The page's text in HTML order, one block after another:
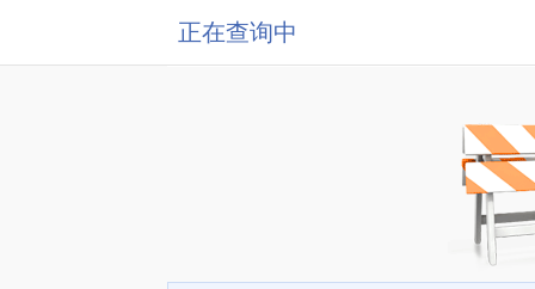
正在查询中